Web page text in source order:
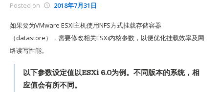
Posted on 2018年7月31日
如果要为VMware ESXi主机使用NFS方式挂载存储容器
（datastore），需要修改相关ESXi内核参数，以便优化挂载效率及网
络读写性能。
以下参数设定值以ESXi 6.0为例。不同版本的系统，相
应值会有所不同。